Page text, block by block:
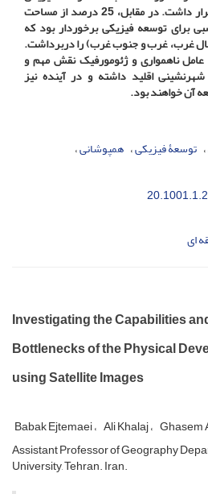
شهر در وضعیت نامساعدی قرار داشت. در مقابل، 25 درصد از مساحت
برای توسعه فیزیکی برخوردار بود که
غرب، غرب و جنوب غرب) را دربرداشت.
ناهمواری و ژئومورفیک نقش مهم و
اقلید داشته و در آینده نیز
آن خواهند بود.
توسعۀ فیزیکی همپوشانی
ای
Investigating the Capabilities
Bottlenecks of the Physical
using Satellite Images
Babak Ejtemaei Ali Khalaj Ghasem
Assistant Professor of Geography
University, Tehran. Iran.